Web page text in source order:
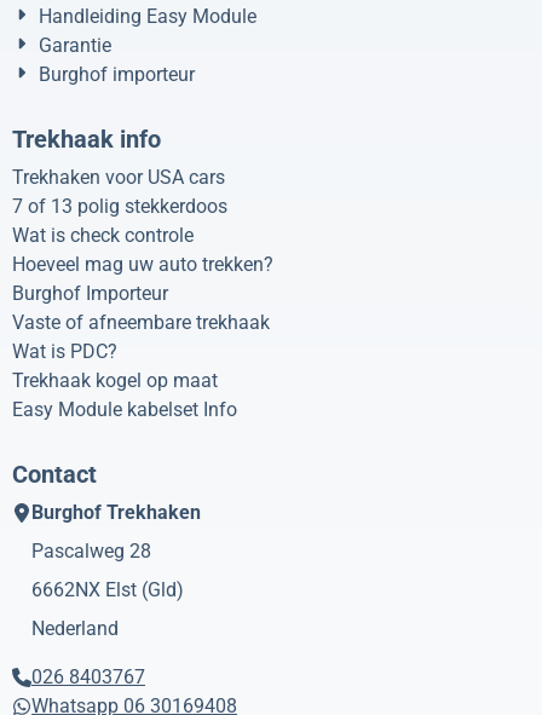
Handleiding Easy Module
Garantie
Burghof importeur
Trekhaak info
Trekhaken voor USA cars
7 of 13 polig stekkerdoos
Wat is check controle
Hoeveel mag uw auto trekken?
Burghof Importeur
Vaste of afneembare trekhaak
Wat is PDC?
Trekhaak kogel op maat
Easy Module kabelset Info
Contact
Burghof Trekhaken
Pascalweg 28
6662NX Elst (Gld)
Nederland
026 8403767
Whatsapp 06 30169408